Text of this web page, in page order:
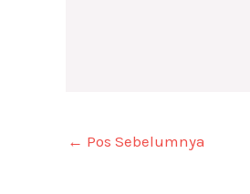
← Pos Sebelumnya